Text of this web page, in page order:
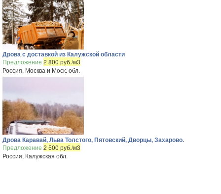
Дрова с доставкой из Калужской области
Предложение 2 800 руб./м3
Россия, Москва и Моск. обл.
Дрова Каравай, Льва Толстого, Пятовский, Дворцы, Захарово.
Предложение 2 500 руб./м3
Россия, Калужская обл.